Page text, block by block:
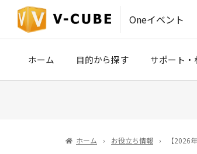
Oneイベント
ホーム 目的から探す
医療・製薬・学術イベント
サポート
PLATINUM
ホーム お役立ち情報 【2026